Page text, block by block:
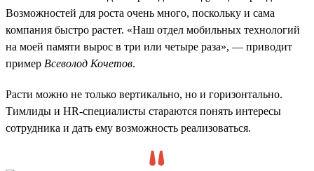
Возможностей для роста очень много, поскольку и сама
компания быстро растет. «Наш отдел мобильных технологий
на моей памяти вырос в три или четыре раза», — приводит
пример Всеволод Кочетов.
Расти можно не только вертикально, но и горизонтально.
Тимлиды и HR-специалисты стараются понять интересы
сотрудника и дать ему возможность реализоваться.